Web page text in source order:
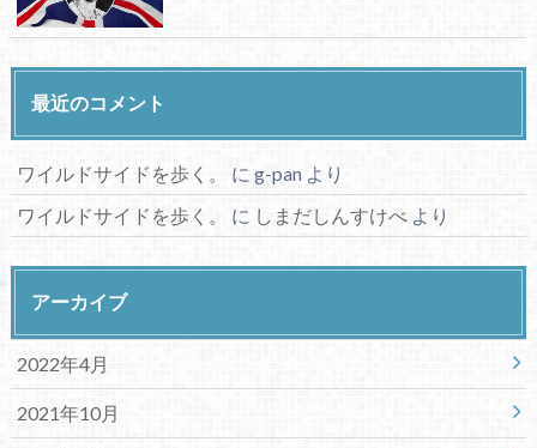
最近のコメント
ワイルドサイドを歩く。 に g-panより
ワイルドサイドを歩く。
に しまだしんすけべより
アーカイブ
2022年4月
2021年10月